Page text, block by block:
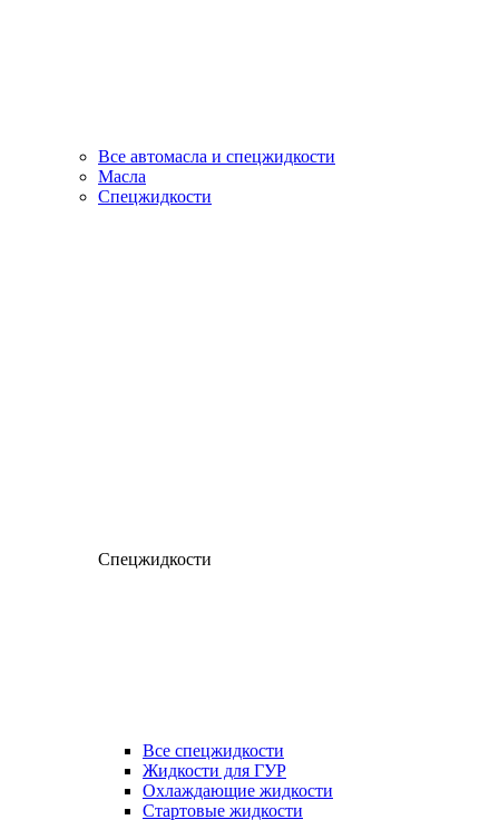
Все автомасла и спецжидкости
Масла
Спецжидкости
Спецжидкости
Все спецжидкости
Жидкости для ГУР
Охлаждающие жидкости
Стартовые жидкости